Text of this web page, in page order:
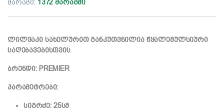
მარაგი: 1372 მარაგში
ლილვაკი სახელურით განკუთვნილია წყალემულსიური
საღებავებისთვის.
ბრენდი: PREMIER
პარამეტრები:
სიგრძე: 25სმ